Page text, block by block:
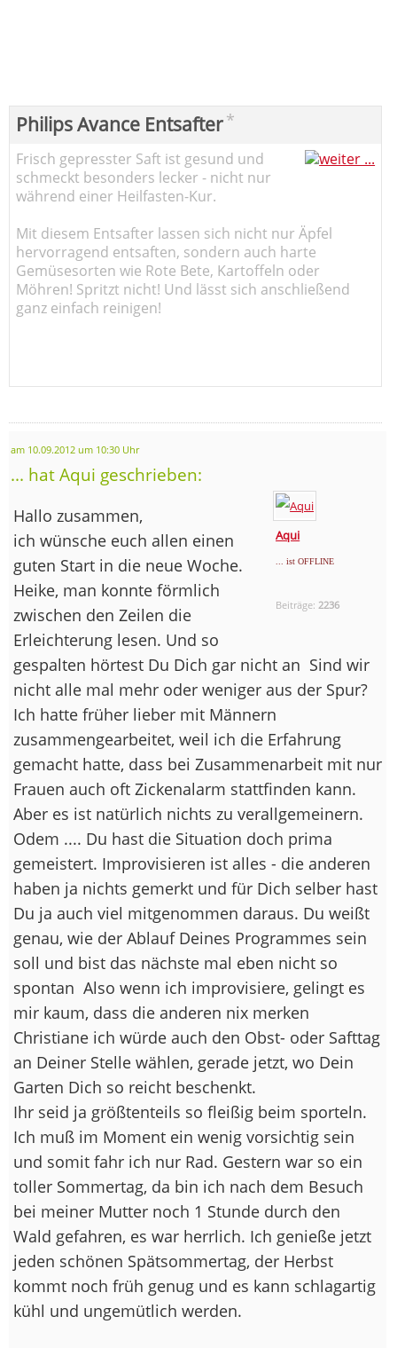
Philips Avance Entsafter*
Frisch gepresster Saft ist gesund und
schmeckt besonders lecker - nicht nur
während einer Heilfasten-Kur.
Mit diesem Entsafter lassen sich nicht nur Äpfel
hervorragend entsaften, sondern auch harte
Gemüsesorten wie Rote Bete, Kartoffeln oder
Möhren! Spritzt nicht! Und lässt sich anschließend
ganz einfach reinigen!
am 10.09.2012 um 10:30 Uhr
... hat Aqui geschrieben:
Aqui
... ist OFFLINE
Beiträge: 2236
Hallo zusammen,
ich wünsche euch allen einen
guten Start in die neue Woche.
Heike, man konnte förmlich
zwischen den Zeilen die
Erleichterung lesen. Und so
gespalten hörtest Du Dich gar nicht an Sind wir
nicht alle mal mehr oder weniger aus der Spur?
Ich hatte früher lieber mit Männern
zusammengearbeitet, weil ich die Erfahrung
gemacht hatte, dass bei Zusammenarbeit mit nur
Frauen auch oft Zickenalarm stattfinden kann.
Aber es ist natürlich nichts zu verallgemeinern.
Odem .... Du hast die Situation doch prima
gemeistert. Improvisieren ist alles - die anderen
haben ja nichts gemerkt und für Dich selber hast
Du ja auch viel mitgenommen daraus. Du weißt
genau, wie der Ablauf Deines Programmes sein
soll und bist das nächste mal eben nicht so
spontan Also wenn ich improvisiere, gelingt es
mir kaum, dass die anderen nix merken
Christiane ich würde auch den Obst- oder Safttag
an Deiner Stelle wählen, gerade jetzt, wo Dein
Garten Dich so reicht beschenkt.
Ihr seid ja größtenteils so fleißig beim sporteln.
Ich muß im Moment ein wenig vorsichtig sein
und somit fahr ich nur Rad. Gestern war so ein
toller Sommertag, da bin ich nach dem Besuch
bei meiner Mutter noch 1 Stunde durch den
Wald gefahren, es war herrlich. Ich genieße jetzt
jeden schönen Spätsommertag, der Herbst
kommt noch früh genug und es kann schlagartig
kühl und ungemütlich werden.